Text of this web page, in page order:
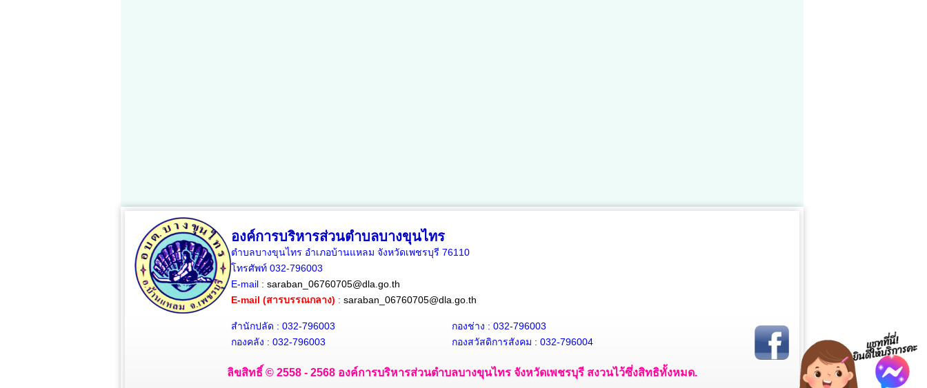
องค์การบริหารส่วนตำบลบางขุนไทร
ตำบลบางขุนไทร อำเภอบ้านแหลม จังหวัดเพชรบุรี 76110
โทรศัพท์ 032-796003
E-mail : saraban_06760705@dla.go.th
E-mail (สารบรรณกลาง) : saraban_06760705@dla.go.th
สำนักปลัด : 032-796003
กองคลัง : 032-796003
กองช่าง : 032-796003
กองสวัสดิการสังคม : 032-796004
ลิขสิทธิ์ © 2558 - 2568 องค์การบริหารส่วนตำบลบางขุนไทร จังหวัดเพชรบุรี สงวนไว้ซึ่งสิทธิทั้งหมด.